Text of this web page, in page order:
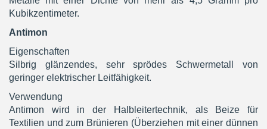
Kubikzentimeter.
Antimon
Eigenschaften
Silbrig glänzendes, sehr sprödes Schwermetall von
geringer elektrischer Leitfähigkeit.
Verwendung
Antimon wird in der Halbleitertechnik, als Beize für
Textilien und zum Brünieren (Überziehen mit einer dünnen